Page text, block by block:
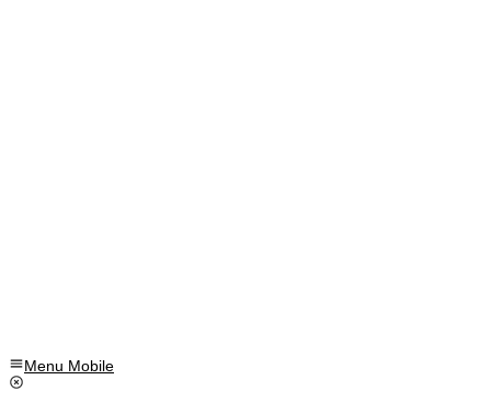
Menu Mobile